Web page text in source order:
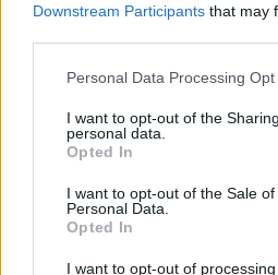
Downstream Participants that may
Please note that this website/app
not limited to your visit or usage
grant or deny consent to Google
use your data for below specified
consent section.
Personal Data Processing
I want to opt-out of the
personal data.
Opted In
I want to opt-out of the Sale of
Personal Data.
Opted In
I want to opt-out of
entidad azulona y hoy se ha
triunfado en el Getafe,
2017 y clasificándolo para la
madrileño, logrando la salvación